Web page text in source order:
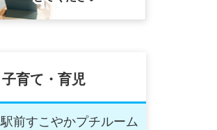
子育て・育児
駅前すこやかプチルーム